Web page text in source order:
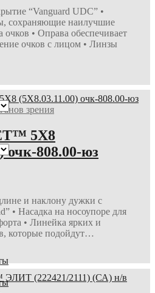
“Vanguard UDC” •
сохраняющие наилучшие
очков • Оправа обеспечивает
очков с лицом • Линзы
зрения
5Х8
очк-808.00-юз
и наклону дужки с
• Насадка на носоупоре для
• Линейка ярких и
которые подойдут…